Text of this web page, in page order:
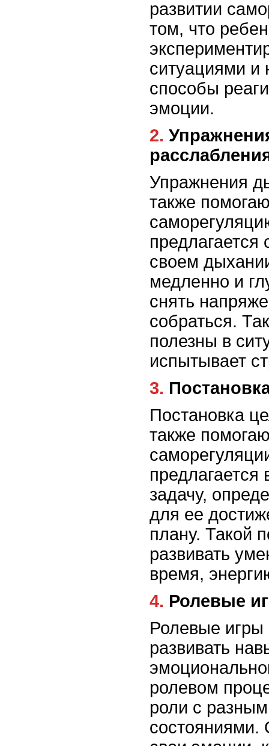
развитии
том, что
ситуациями и
способы
эмоции.
2. Упражнения дыхания и
Упражнения
также
предлагается
своем
медленно и
снять
собраться.
полезны в
испытывает
3.
Постановка
также
предлагается
задачу,
для ее
плану. Такой
развивать
время,
4. Ролевые
Ролевые игры
развивать
ролевом
роли с
состояниями.